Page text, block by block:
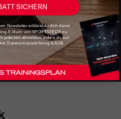
SICHERN
Newsletter erklärst du dich damit
E-Mails von SPORTSTECH zu
jederzeit abmelden, indem du auf
Datenschutzerklärung & AGB.